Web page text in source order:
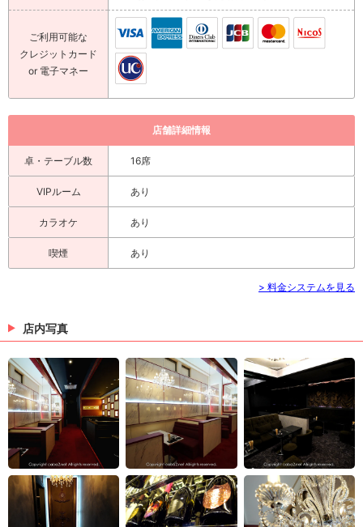
ご利用可能な
クレジットカード
or 電子マネー
店舗詳細情報
卓・テーブル数 16席
VIPルーム あり
カラオケ あり
喫煙 あり
> 料金システムを見る
店内写真